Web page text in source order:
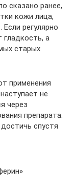
сказано ранее,
кожи лица,
регулярно
гладкость, а
старых
применения
не
через
препарата.
спустя